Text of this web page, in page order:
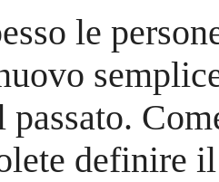
le
passato.
definire